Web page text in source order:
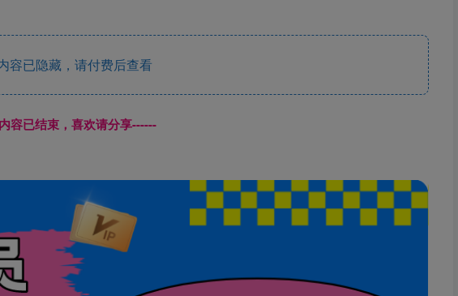
容已隐藏，请付费后查看
容已结束，喜欢请分享------